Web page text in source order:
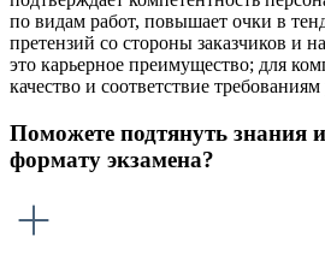
по видам работ, повышает очки в
претензий со стороны заказчиков и
это карьерное преимущество; для
качество и соответствие
Поможете подтянуть знания
формату экзамена?